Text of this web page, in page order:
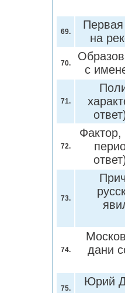
69.
Первая
на
70.
с
71.
72.
Фактор,
73.
74.
дани
75.
Юрий